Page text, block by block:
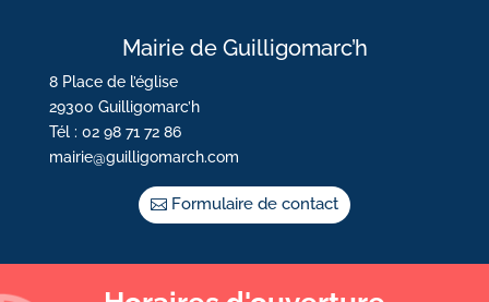
Mairie de Guilligomarc’h
8 Place de l’église
29300 Guilligomarc’h
Tél : 02 98 71 72 86
mairie@guilligomarch.com
Formulaire de contact